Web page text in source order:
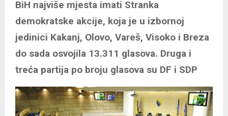
BiH najviše mjesta imati Stranka
demokratske akcije, koja je u izbornoj
jedinici Kakanj, Olovo, Vareš, Visoko i Breza
do sada osvojila 13.311 glasova. Druga i
treća partija po broju glasova su DF i SDP